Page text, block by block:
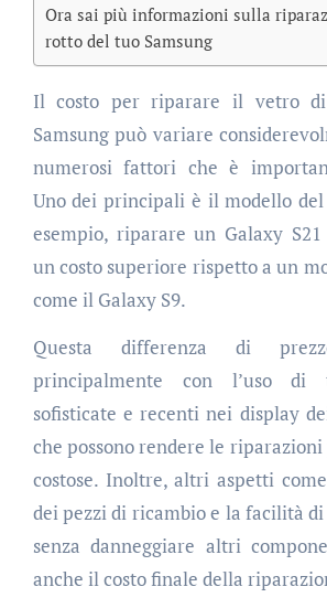
Ora sai più informazioni sulla
rotto del tuo Samsung
Il costo per riparare il vetro
Samsung può variare
numerosi fattori che è
Uno dei principali è il modello
esempio, riparare un Galaxy
un costo superiore rispetto a un
come il Galaxy S9.
Questa differenza di
principalmente con l’uso di
sofisticate e recenti nei display
che possono rendere le riparazioni
costose. Inoltre, altri aspetti
dei pezzi di ricambio e la facilità di
senza danneggiare altri
anche il costo finale della